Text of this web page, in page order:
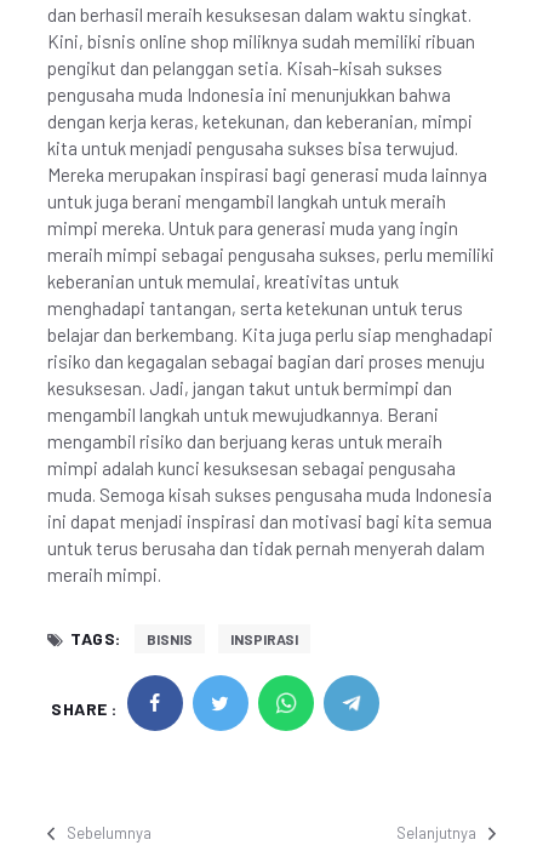
dan berhasil meraih kesuksesan dalam waktu singkat.
Kini, bisnis online shop miliknya sudah memiliki ribuan
pengikut dan pelanggan setia. Kisah-kisah sukses
pengusaha muda Indonesia ini menunjukkan bahwa
dengan kerja keras, ketekunan, dan keberanian, mimpi
kita untuk menjadi pengusaha sukses bisa terwujud.
Mereka merupakan inspirasi bagi generasi muda lainnya
untuk juga berani mengambil langkah untuk meraih
mimpi mereka. Untuk para generasi muda yang ingin
meraih mimpi sebagai pengusaha sukses, perlu memiliki
keberanian untuk memulai, kreativitas untuk
menghadapi tantangan, serta ketekunan untuk terus
belajar dan berkembang. Kita juga perlu siap menghadapi
risiko dan kegagalan sebagai bagian dari proses menuju
kesuksesan. Jadi, jangan takut untuk bermimpi dan
mengambil langkah untuk mewujudkannya. Berani
mengambil risiko dan berjuang keras untuk meraih
mimpi adalah kunci kesuksesan sebagai pengusaha
muda. Semoga kisah sukses pengusaha muda Indonesia
ini dapat menjadi inspirasi dan motivasi bagi kita semua
untuk terus berusaha dan tidak pernah menyerah dalam
meraih mimpi.
TAGS: BISNIS INSPIRASI
SHARE :
Sebelumnya Selanjutnya